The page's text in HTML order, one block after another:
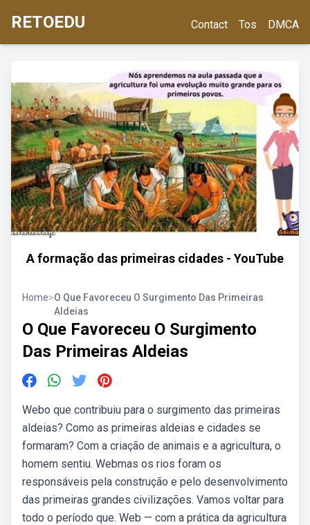
RETOEDU Contact Tos DMCA
A formação das primeiras cidades - YouTube
Home>O Que Favoreceu O Surgimento Das Primeiras
Aldeias
O Que Favoreceu O Surgimento
Das Primeiras Aldeias
Webo que contribuiu para o surgimento das primeiras
aldeias? Como as primeiras aldeias e cidades se
formaram? Com a criação de animais e a agricultura, o
homem sentiu. Webmas os rios foram os
responsáveis pela construção e pelo desenvolvimento
das primeiras grandes civilizações. Vamos voltar para
todo o período que. Web — com a prática da agricultura